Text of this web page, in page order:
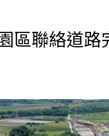
區聯絡道路